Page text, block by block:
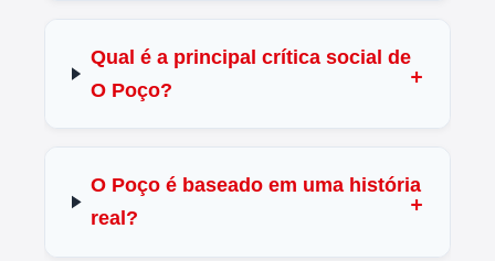
Qual é a principal crítica social de
O Poço?
O Poço é baseado em uma história
real?